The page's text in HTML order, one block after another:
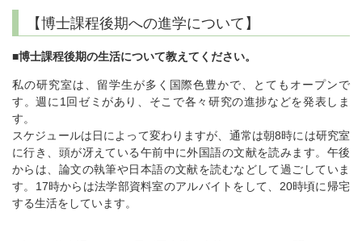
【博士課程後期への進学について】
■博士課程後期の生活について教えてください。
私の研究室は、留学生が多く国際色豊かで、とてもオープンで
す。週に1回ゼミがあり、そこで各々研究の進捗などを発表しま
す。
スケジュールは日によって変わりますが、通常は朝8時には研究室
に行き、頭が冴えている午前中に外国語の文献を読みます。午後
からは、論文の執筆や日本語の文献を読むなどして過ごしていま
す。17時からは法学部資料室のアルバイトをして、20時頃に帰宅
する生活をしています。